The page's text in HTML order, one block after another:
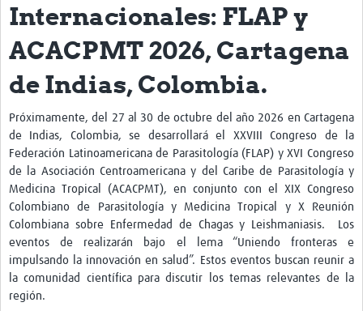
Clínica de datos
Sesiones de Aprendizaje Asistido
Mentoría
Talleres
Webinarios
Twinning
Otras Actividades
Recursos
Crear un Club de Investigación
Preparar Sesiones de Aprendizaje Asistido
Internacionales: FLAP y
ACACPMT 2026, Cartagena
de Indias, Colombia.
Próximamente, del 27 al 30 de octubre del año 2026 en Cartagena
de Indias, Colombia, se desarrollará el XXVIII Congreso de la
Federación Latinoamericana de Parasitología (FLAP) y XVI Congreso
de la Asociación Centroamericana y del Caribe de Parasitología y
Medicina Tropical (ACACPMT), en conjunto con el XIX Congreso
Colombiano de Parasitología y Medicina Tropical y X Reunión
Colombiana sobre Enfermedad de Chagas y Leishmaniasis. Los
eventos de realizarán bajo el lema “Uniendo fronteras e
impulsando la innovación en salud”. Estos eventos buscan reunir a
la comunidad científica para discutir los temas relevantes de la
región.